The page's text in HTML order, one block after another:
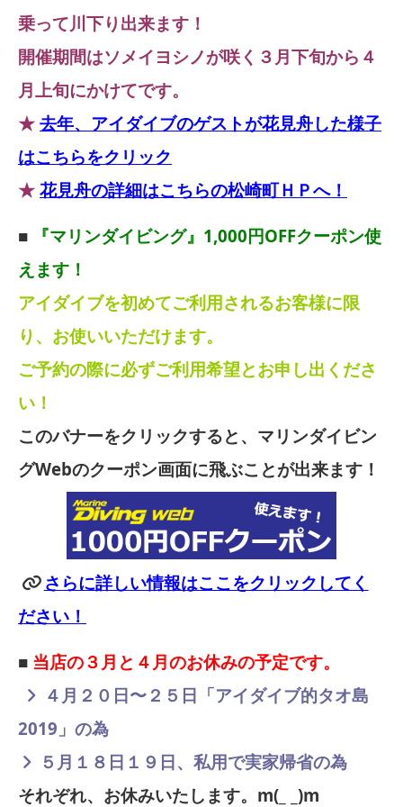
乗って川下り出来ます！
開催期間はソメイヨシノが咲く３月下旬から４
月上旬にかけてです。
★ 去年、アイダイブのゲストが花見舟した様子
はこちらをクリック
★ 花見舟の詳細はこちらの松崎町ＨＰへ！
■
『マリンダイビング』1,000円OFFクーポン使
えます！
アイダイブを初めてご利用されるお客様に限
り、お使いいただけます。
ご予約の際に必ずご利用希望とお申し出くださ
い！
このバナーをクリックすると、マリンダイビン
グWebのクーポン画面に飛ぶことが出来ます！
さらに詳しい情報はここをクリックしてく
ださい！
■ 当店の３月と４月のお休みの予定です。
４月２０日〜２５日「アイダイブ的タオ島
2019」の為
５月１８日１９日、私用で実家帰省の為
それぞれ、お休みいたします。m(_ _)m